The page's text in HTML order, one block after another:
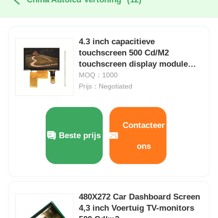
4.3 inch capacitieve
touchscreen 500 Cd/M2
touchscreen display module
800X480
MOQ：1000
Prijs：Negotiated
Beste prijs
Contacteer
ons
480X272 Car Dashboard Screen
4,3 inch Voertuig TV-monitors